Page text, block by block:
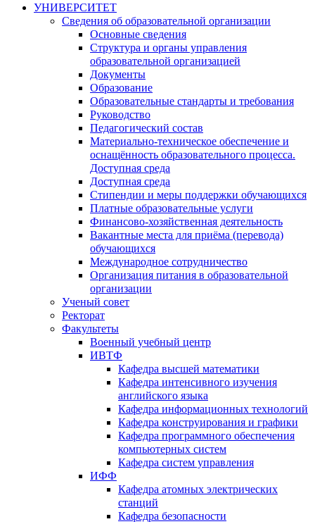
УНИВЕРСИТЕТ
Сведения об образовательной организации
Основные сведения
Структура и органы управления
образовательной организацией
Документы
Образование
Образовательные стандарты и требования
Руководство
Педагогический состав
Материально-техническое обеспечение и
оснащённость образовательного процесса.
Доступная среда
Доступная среда
Стипендии и меры поддержки обучающихся
Платные образовательные услуги
Финансово-хозяйственная деятельность
Вакантные места для приёма (перевода)
обучающихся
Международное сотрудничество
Организация питания в образовательной
организации
Ученый совет
Ректорат
Факультеты
Военный учебный центр
ИВТФ
Кафедра высшей математики
Кафедра интенсивного изучения
английского языка
Кафедра информационных технологий
Кафедра конструирования и графики
Кафедра программного обеспечения
компьютерных систем
Кафедра систем управления
ИФФ
Кафедра атомных электрических
станций
Кафедра безопасности